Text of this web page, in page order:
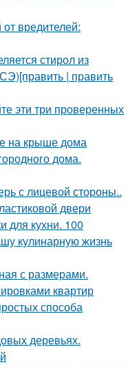
вредителей:
стирол из
| править
эти три проверенных
на крыше дома
дома.
с лицевой стороны..
двери
для кухни. 100
кулинарную жизнь
с размерами.
квартир
способа
деревьях.